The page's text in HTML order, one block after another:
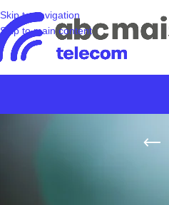
Skip to navigation
Skip to main content